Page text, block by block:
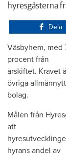
hyresgästerna
Dela
Väsbyhem, med
procent från
årskiftet. Kravet
övriga
bolag.
Målen från
att
hyrans andel av